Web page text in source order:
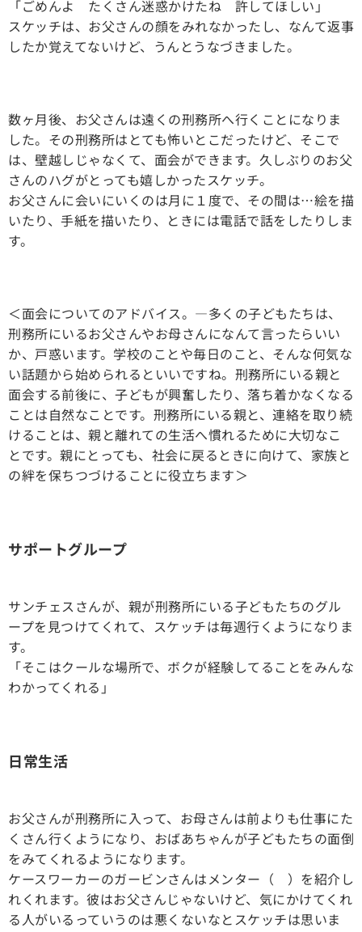
「ごめんよ たくさん迷惑かけたね 許してほしい」
スケッチは、お父さんの顔をみれなかったし、なんて返事
したか覚えてないけど、うんとうなづきました。
数ヶ月後、お父さんは遠くの刑務所へ行くことになりま
した。その刑務所はとても怖いとこだったけど、そこで
は、壁越しじゃなくて、面会ができます。久しぶりのお父
さんのハグがとっても嬉しかったスケッチ。
お父さんに会いにいくのは月に１度で、その間は…絵を描
いたり、手紙を描いたり、ときには電話で話をしたりしま
す。
＜面会についてのアドバイス。—多くの子どもたちは、
刑務所にいるお父さんやお母さんになんて言ったらいい
か、戸惑います。学校のことや毎日のこと、そんな何気な
い話題から始められるといいですね。刑務所にいる親と
面会する前後に、子どもが興奮したり、落ち着かなくなる
ことは自然なことです。刑務所にいる親と、連絡を取り続
けることは、親と離れての生活へ慣れるために大切なこ
とです。親にとっても、社会に戻るときに向けて、家族と
の絆を保ちつづけることに役立ちます＞
サポートグループ
サンチェスさんが、親が刑務所にいる子どもたちのグル
ープを見つけてくれて、スケッチは毎週行くようになりま
す。
「そこはクールな場所で、ボクが経験してることをみんな
わかってくれる」
日常生活
お父さんが刑務所に入って、お母さんは前よりも仕事にた
くさん行くようになり、おばあちゃんが子どもたちの面倒
をみてくれるようになります。
ケースワーカーのガービンさんはメンター（ ）を紹介し
れくれます。彼はお父さんじゃないけど、気にかけてくれ
る人がいるっていうのは悪くないなとスケッチは思いま